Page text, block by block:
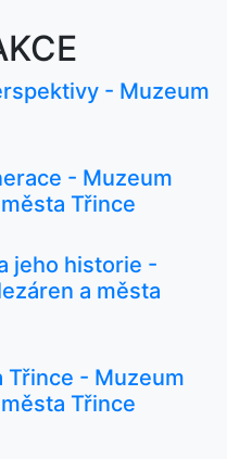
- Muzeum
- Muzeum
Třince
jeho historie -
a města
Třince - Muzeum
Třince